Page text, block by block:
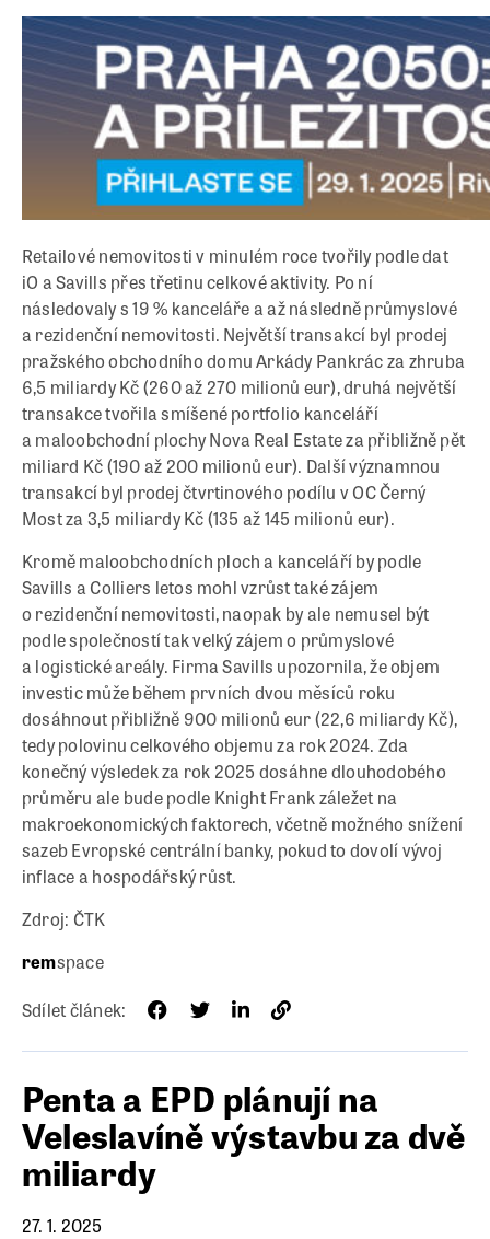
Retailové nemovitosti v minulém roce tvořily podle dat
iO a Savills přes třetinu celkové aktivity. Po ní
následovaly s 19 % kanceláře a až následně průmyslové
a rezidenční nemovitosti. Největší transakcí byl prodej
pražského obchodního domu Arkády Pankrác za zhruba
6,5 miliardy Kč (260 až 270 milionů eur), druhá největší
transakce tvořila smíšené portfolio kanceláří
a maloobchodní plochy Nova Real Estate za přibližně pět
miliard Kč (190 až 200 milionů eur). Další významnou
transakcí byl prodej čtvrtinového podílu v OC Černý
Most za 3,5 miliardy Kč (135 až 145 milionů eur).
Kromě maloobchodních ploch a kanceláří by podle
Savills a Colliers letos mohl vzrůst také zájem
o rezidenční nemovitosti, naopak by ale nemusel být
podle společností tak velký zájem o průmyslové
a logistické areály. Firma Savills upozornila, že objem
investic může během prvních dvou měsíců roku
dosáhnout přibližně 900 milionů eur (22,6 miliardy Kč),
tedy polovinu celkového objemu za rok 2024. Zda
konečný výsledek za rok 2025 dosáhne dlouhodobého
průměru ale bude podle Knight Frank záležet na
makroekonomických faktorech, včetně možného snížení
sazeb Evropské centrální banky, pokud to dovolí vývoj
inflace a hospodářský růst.
Zdroj: ČTK
remspace
Sdílet článek:
Penta a EPD plánují na
Veleslavíně výstavbu za dvě
miliardy
27. 1. 2025